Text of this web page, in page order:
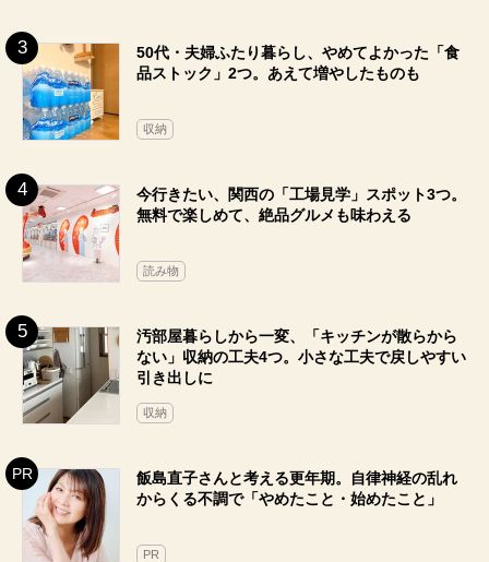
50代・夫婦ふたり暮らし、やめてよかった「食
品ストック」2つ。あえて増やしたものも
収納
今行きたい、関西の「工場見学」スポット3つ。
無料で楽しめて、絶品グルメも味わえる
読み物
汚部屋暮らしから一変、「キッチンが散らから
ない」収納の工夫4つ。小さな工夫で戻しやすい
引き出しに
収納
飯島直子さんと考える更年期。自律神経の乱れ
からくる不調で「やめたこと・始めたこと」
PR